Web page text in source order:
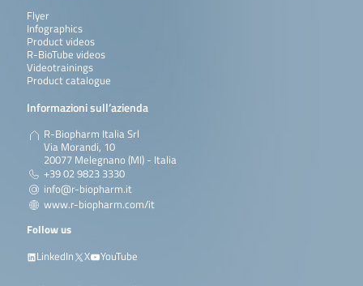
Flyer
Infographics
Product videos
R-BioTube videos
Videotrainings
Product catalogue
Informazioni sull’azienda
R-Biopharm Italia Srl
Via Morandi, 10
20077 Melegnano (MI) - Italia
+39 02 9823 3330
info@r-biopharm.it
www.r-biopharm.com/it
Follow us
LinkedIn
X YouTube